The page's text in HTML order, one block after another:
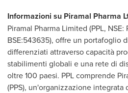
Informazioni su Piramal Pharma
Piramal Pharma Limited (PPL, NSE:
BSE:543635), offre un portafoglio
differenziati attraverso capacità
stabilimenti globali e una rete di
oltre 100 paesi. PPL comprende
(PPS), un'organizzazione